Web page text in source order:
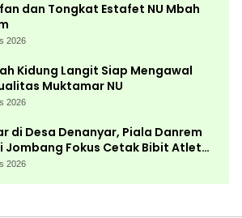
dan Tongkat Estafet NU Mbah
2026
Kidung Langit Siap Mengawal
Muktamar NU
2026
di Desa Denanyar, Piala Danrem
Jombang Fokus Cetak Bibit Atlet
Berprestasi
2026